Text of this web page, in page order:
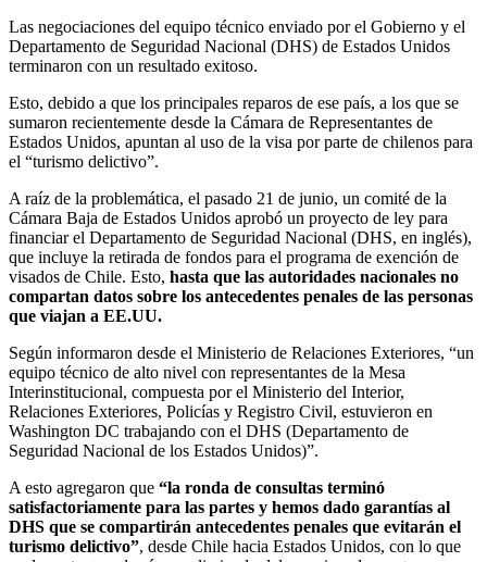
Las negociaciones del equipo técnico enviado por el Gobierno y el
Departamento de Seguridad Nacional (DHS) de Estados Unidos
terminaron con un resultado exitoso.
Esto, debido a que los principales reparos de ese país, a los que se
sumaron recientemente desde la Cámara de Representantes de
Estados Unidos, apuntan al uso de la visa por parte de chilenos para
el “turismo delictivo”.
A raíz de la problemática, el pasado 21 de junio, un comité de la
Cámara Baja de Estados Unidos aprobó un proyecto de ley para
financiar el Departamento de Seguridad Nacional (DHS, en inglés),
que incluye la retirada de fondos para el programa de exención de
visados de Chile. Esto, hasta que las autoridades nacionales no
compartan datos sobre los antecedentes penales de las personas
que viajan a EE.UU.
Según informaron desde el Ministerio de Relaciones Exteriores, “un
equipo técnico de alto nivel con representantes de la Mesa
Interinstitucional, compuesta por el Ministerio del Interior,
Relaciones Exteriores, Policías y Registro Civil, estuvieron en
Washington DC trabajando con el DHS (Departamento de
Seguridad Nacional de los Estados Unidos)”.
A esto agregaron que “la ronda de consultas terminó
satisfactoriamente para las partes y hemos dado garantías al
DHS que se compartirán antecedentes penales que evitarán el
turismo delictivo”, desde Chile hacia Estados Unidos, con lo que